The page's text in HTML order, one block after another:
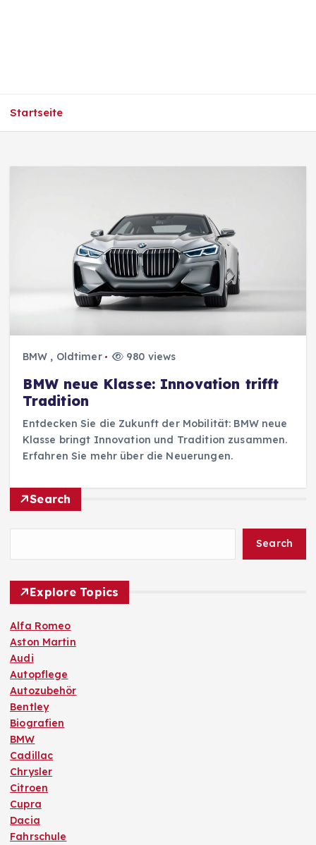
Startseite
BMW , Oldtimer 980 views
BMW neue Klasse: Innovation trifft
Tradition
Entdecken Sie die Zukunft der Mobilität: BMW neue
Klasse bringt Innovation und Tradition zusammen.
Erfahren Sie mehr über die Neuerungen.
Search
Search
Explore Topics
Alfa Romeo
Aston Martin
Audi
Autopflege
Autozubehör
Bentley
Biografien
BMW
Cadillac
Chrysler
Citroen
Cupra
Dacia
Fahrschule